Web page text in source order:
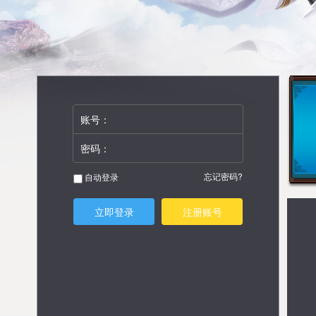
账号：
密码：
自动登录 忘记密码?
立即登录 注册账号